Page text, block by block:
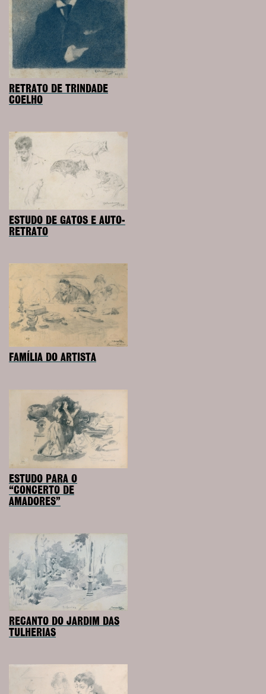
RETRATO DE TRINDADE
COELHO
ESTUDO DE GATOS E AUTO-
RETRATO
FAMÍLIA DO ARTISTA
ESTUDO PARA O
“CONCERTO DE
AMADORES”
RECANTO DO JARDIM DAS
TULHERIAS